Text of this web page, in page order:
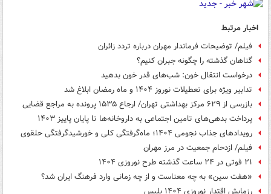
اخبار مرتبط
فیلم/ توضیحات فرماندار مهران درباره تردد زائران
گناهان گذشته را چگونه جبران کنیم؟
درخواست انتقال خون: شب‌های قدر خون بدهید
تدابیر ویژه برای تعطیلات نوروز ۱۴۰۴ و ماه رمضان ابلاغ شد
بازرسی از ۶۲۹ مرکز بهداشتی تهران/ ارجاع ۱۵۳۵ پرونده به مراجع قضایی
پرداخت بدهی‌های تامین اجتماعی به داروخانه‌ها تا پایان پاییز ۱۴۰۳
رویدادهای جذاب نجومی ۱۴۰۴؛ ماه‌گرفتگی کلی و خورشیدگرفتگی حلقوی
فیلم/ ازدحام جمعیت در مرز مهران
۲۱ فوتی در ۲۴ ساعت گذشته طرح نوروزی ۱۴۰۴
«هفت سین» به چه معناست و از چه زمانی وارد فرهنگ ایران شد؟
رزمایش اقتدار نوروزی ۱۴۰۴ پلیس